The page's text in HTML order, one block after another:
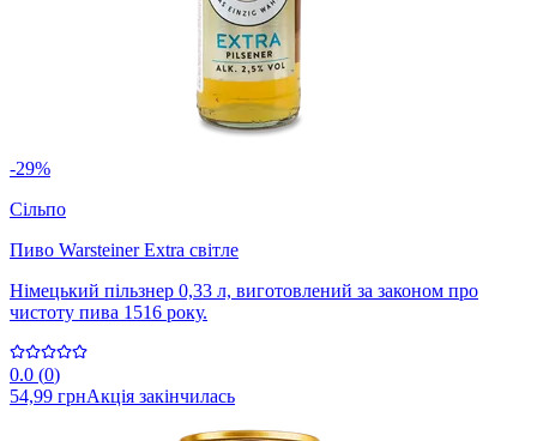
-29%
Сільпо
Пиво Warsteiner Extra світле
Німецький пільзнер 0,33 л, виготовлений за законом про
чистоту пива 1516 року.
0.0 (0)
54,99 грнАкція закінчилась